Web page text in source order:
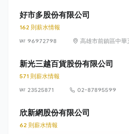
好市多股份有限公司
162 則薪水情報
96972798
高雄市前鎮區中
新光三越百貨股份有限公司
571 則薪水情報
23525871
02-87895599
欣新網股份有限公司
62 則薪水情報